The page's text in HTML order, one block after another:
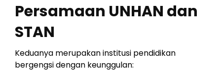
Persamaan UNHAN dan
STAN
Keduanya merupakan institusi pendidikan
bergengsi dengan keunggulan: